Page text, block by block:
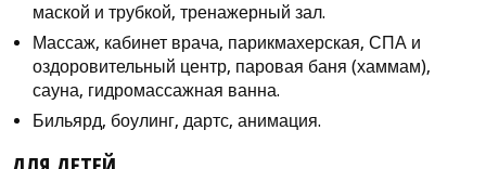
маской и трубкой, тренажерный зал.
Массаж, кабинет врача, парикмахерская, СПА и
оздоровительный центр, паровая баня (хаммам),
сауна, гидромассажная ванна.
Бильярд, боулинг, дартс, анимация.